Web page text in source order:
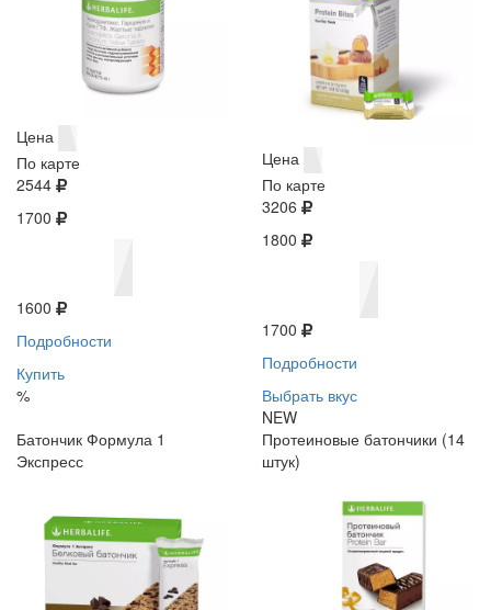
Цена
По карте
2544
1700
1600
Подробности
Купить
%
Цена
По карте
3206
1800
1700
Подробности
Выбрать вкус
NEW
Батончик Формула 1
Экспресс
Протеиновые батончики (14
штук)